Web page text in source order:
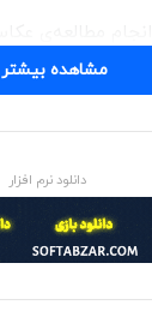
با عنوان
مشاهده بیشتر
دانلود نرم افزار